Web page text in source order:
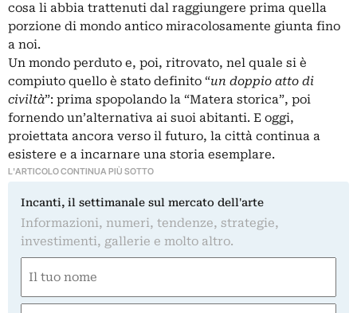
cosa li abbia trattenuti dal raggiungere prima quella
porzione di mondo antico miracolosamente giunta fino
a noi.
Un mondo perduto e, poi, ritrovato, nel quale si è
compiuto quello è stato definito “un doppio atto di
civiltà”: prima spopolando la “Matera storica”, poi
fornendo un’alternativa ai suoi abitanti. E oggi,
proiettata ancora verso il futuro, la città continua a
esistere e a incarnare una storia esemplare.
L'ARTICOLO CONTINUA PIÙ SOTTO
Incanti, il settimanale sul mercato dell'arte
Informazioni, numeri, tendenze, strategie,
investimenti, gallerie e molto altro.
(Required)
First